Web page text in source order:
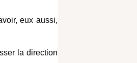
eux aussi,
la direction